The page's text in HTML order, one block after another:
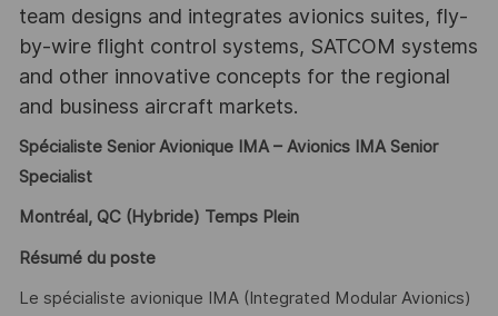
team designs and integrates avionics suites, fly-
by-wire flight control systems, SATCOM systems
and other innovative concepts for the regional
and business aircraft markets.
Spécialiste Senior Avionique IMA – Avionics IMA Senior
Specialist
Montréal, QC (Hybride) Temps Plein
Résumé du poste
Le spécialiste avionique IMA (Integrated Modular Avionics)